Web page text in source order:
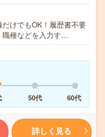
けでもOK！履歴書不要
種などを入力す…
50代 60代
詳しく見る